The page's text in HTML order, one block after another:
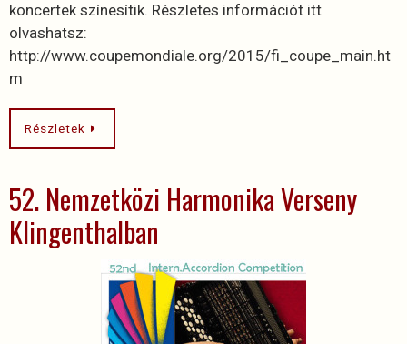
koncertek színesítik. Részletes információt itt
olvashatsz:
http://www.coupemondiale.org/2015/fi_coupe_main.ht
m
Részletek
52. Nemzetközi Harmonika Verseny
Klingenthalban